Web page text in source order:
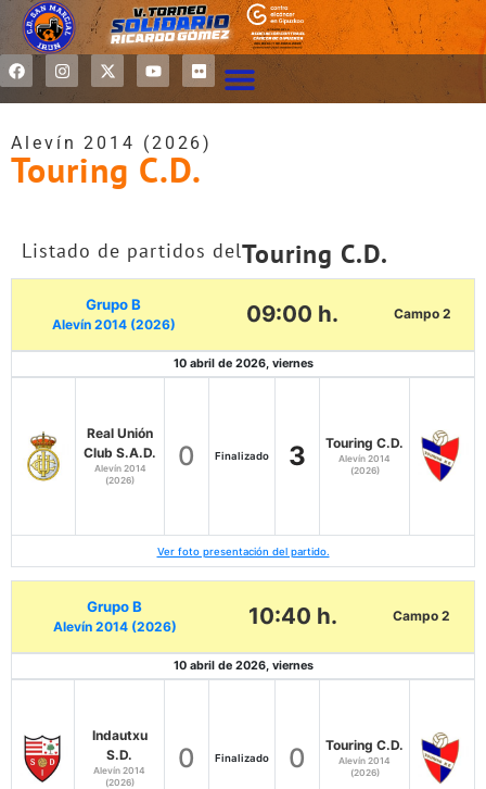
Alevín 2014 (2026)
Touring C.D.
Listado de partidos delTouring C.D.
Grupo B
Alevín 2014 (2026) 09:00 h. Campo 2
10 abril de 2026, viernes
Real Unión
Club S.A.D.
Alevín 2014
(2026)
0 Finalizado 3 Touring C.D.
Alevín 2014
(2026)
Ver foto presentación del partido.
Grupo B
Alevín 2014 (2026) 10:40 h. Campo 2
10 abril de 2026, viernes
Indautxu
S.D.
Alevín 2014
(2026)
0 Finalizado 0 Touring C.D.
Alevín 2014
(2026)